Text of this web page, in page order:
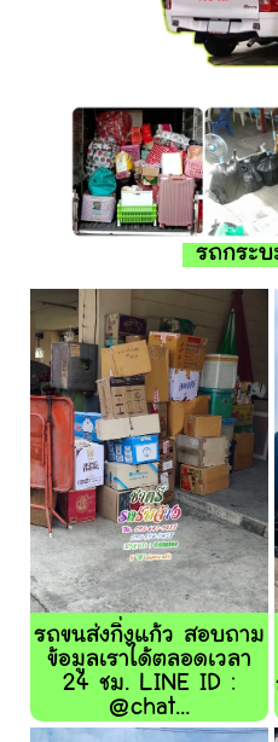
รถกระบ
รถขนส่งกิ่งแก้ว สอบถาม
ข้อมูลเราได้ตลอดเวลา
24 ชม. LINE ID :
@chat...